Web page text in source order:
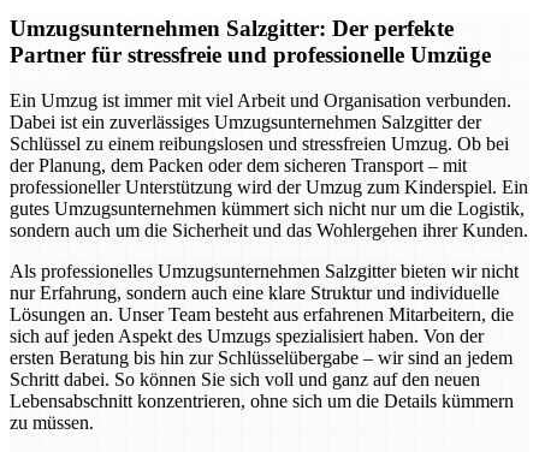
Umzugsunternehmen Salzgitter: Der perfekte
Partner für stressfreie und professionelle Umzüge
Ein Umzug ist immer mit viel Arbeit und Organisation verbunden.
Dabei ist ein zuverlässiges Umzugsunternehmen Salzgitter der
Schlüssel zu einem reibungslosen und stressfreien Umzug. Ob bei
der Planung, dem Packen oder dem sicheren Transport – mit
professioneller Unterstützung wird der Umzug zum Kinderspiel. Ein
gutes Umzugsunternehmen kümmert sich nicht nur um die Logistik,
sondern auch um die Sicherheit und das Wohlergehen ihrer Kunden.
Als professionelles Umzugsunternehmen Salzgitter bieten wir nicht
nur Erfahrung, sondern auch eine klare Struktur und individuelle
Lösungen an. Unser Team besteht aus erfahrenen Mitarbeitern, die
sich auf jeden Aspekt des Umzugs spezialisiert haben. Von der
ersten Beratung bis hin zur Schlüsselübergabe – wir sind an jedem
Schritt dabei. So können Sie sich voll und ganz auf den neuen
Lebensabschnitt konzentrieren, ohne sich um die Details kümmern
zu müssen.